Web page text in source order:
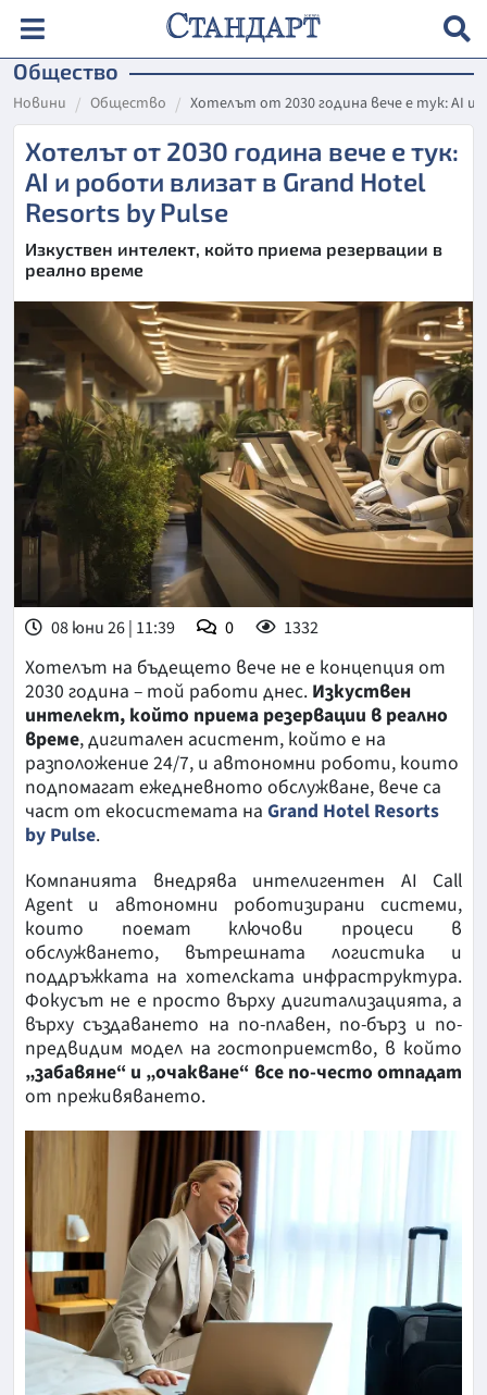
Общество
Новини Общество Хотелът от 2030 година вече е тук: AI и
Хотелът от 2030 година вече е тук:
AI и роботи влизат в Grand Hotel
Resorts by Pulse
Изкуствен интелект, който приема резервации в
реално време
08 юни 26 | 11:39 0 1332
Хотелът на бъдещето вече не е концепция от
2030 година – той работи днес. Изкуствен
интелект, който приема резервации в реално
време, дигитален асистент, който е на
разположение 24/7, и автономни роботи, които
подпомагат ежедневното обслужване, вече са
част от екосистемата на Grand Hotel Resorts
by Pulse.
Компанията внедрява интелигентен AI Call
Agent и автономни роботизирани системи,
които поемат ключови процеси в
обслужването, вътрешната логистика и
поддръжката на хотелската инфраструктура.
Фокусът не е просто върху дигитализацията, а
върху създаването на по-плавен, по-бърз и по-
предвидим модел на гостоприемство, в който
„забавяне“ и „очакване“ все по-често отпадат
от преживяването.